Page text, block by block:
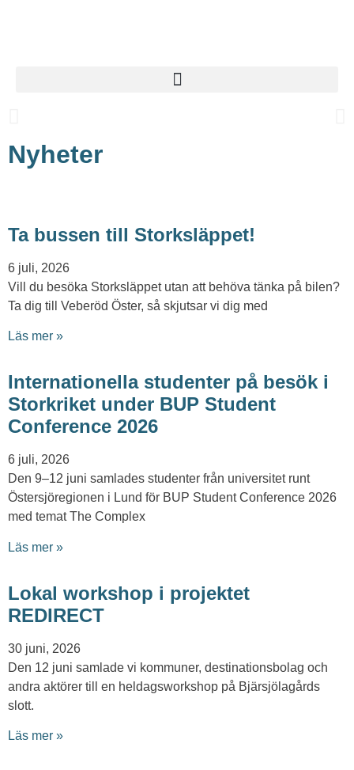
Läs mer om Storkriket
Nyheter
Ta bussen till Storksläppet!
6 juli, 2026
Vill du besöka Storksläppet utan att behöva tänka på bilen?
Ta dig till Veberöd Öster, så skjutsar vi dig med
Läs mer »
Internationella studenter på besök i
Storkriket under BUP Student
Conference 2026
6 juli, 2026
Den 9–12 juni samlades studenter från universitet runt
Östersjöregionen i Lund för BUP Student Conference 2026
med temat The Complex
Läs mer »
Lokal workshop i projektet
REDIRECT
30 juni, 2026
Den 12 juni samlade vi kommuner, destinationsbolag och
andra aktörer till en heldagsworkshop på Bjärsjölagårds
slott.
Läs mer »